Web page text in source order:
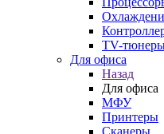
TV-
Для офиса
Назад
Для офиса
МФУ
Принтеры
Сканеры